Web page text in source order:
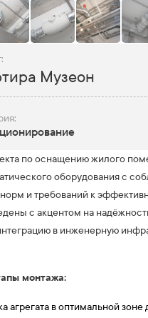
Музеон
по оснащению жилого
оборудования с
и требований к
с акцентом на
в инженерную
монтажа:
агрегата в оптимальной